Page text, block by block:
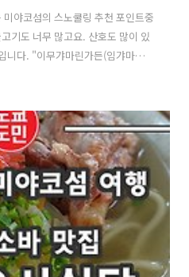
야코섬의 스노쿨링 추천 포인트중
기도 너무 많고요. 산호도 많이 있
다. "이무갸마린가든(임갸마린가
마린가든)"의 주차장 위의 사진
는 비성수기때인 2020년 1월 15일
었습니다. 무료 주차장입니다. "이
을 향해~ "이무갸마린가든(임갸마
데요. 저기 정상을 올라가면 멋..